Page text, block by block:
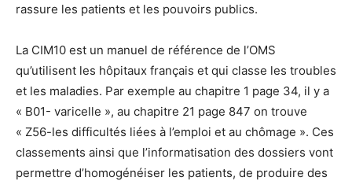
rassure les patients et les pouvoirs publics.
La CIM10 est un manuel de référence de l’OMS
qu’utilisent les hôpitaux français et qui classe les troubles
et les maladies. Par exemple au chapitre 1 page 34, il y a
« B01- varicelle », au chapitre 21 page 847 on trouve
« Z56-les difficultés liées à l’emploi et au chômage ». Ces
classements ainsi que l’informatisation des dossiers vont
permettre d’homogénéiser les patients, de produire des